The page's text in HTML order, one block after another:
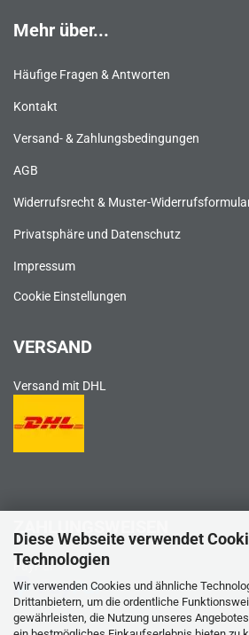
Diese Webseite verwendet
Technologien
Wir verwenden Cookies und ähnliche
Drittanbietern, um die ordentliche
gewährleisten, die Nutzung unseres
Mehr über...
Häufige Fragen & Antworten
Kontakt
Versand- & Zahlungsbedingungen
AGB
Widerrufsrecht & Muster-
Privatsphäre und Datenschutz
Impressum
Cookie Einstellungen
VERSAND
Versand mit DHL
ZAHLUNGSWEISEN
PayPal